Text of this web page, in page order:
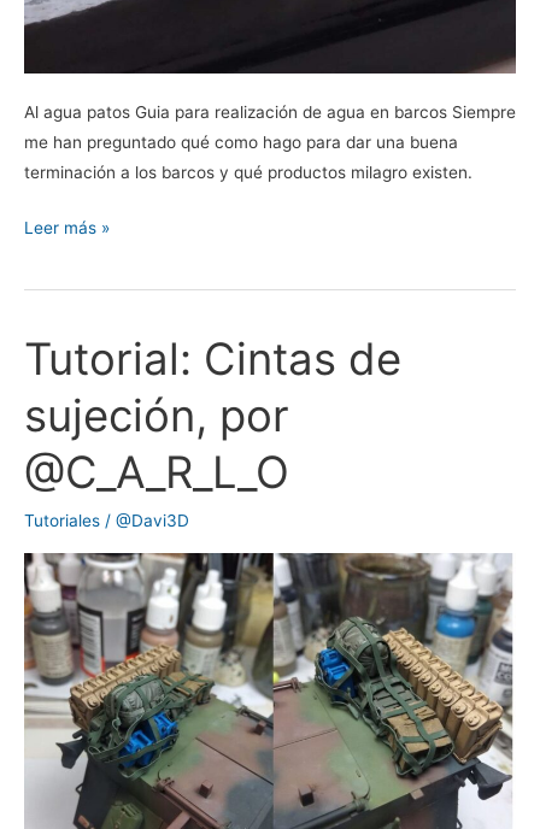
Al agua patos Guia para realización de agua en barcos Siempre
me han preguntado qué como hago para dar una buena
terminación a los barcos y qué productos milagro existen.
Leer más »
Tutorial: Cintas de
sujeción, por
@C_A_R_L_O
Tutoriales / @Davi3D
Tutorial:
Cintas
de
sujeción,
por
@C_A_R_L_O